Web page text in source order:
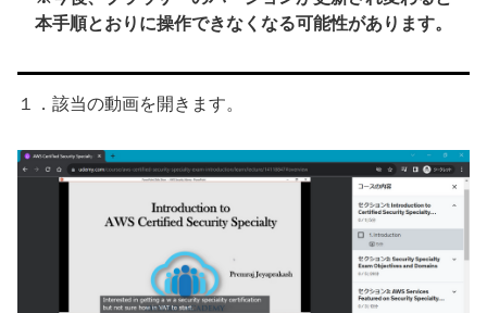
本手順とおりに操作できなくなる可能性があります。
１．該当の動画を開きます。